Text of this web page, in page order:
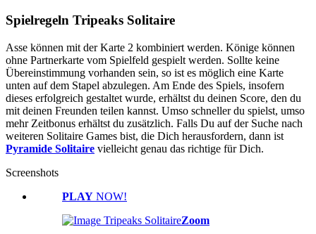
Spielregeln Tripeaks Solitaire
Asse können mit der Karte 2 kombiniert werden. Könige können
ohne Partnerkarte vom Spielfeld gespielt werden. Sollte keine
Übereinstimmung vorhanden sein, so ist es möglich eine Karte
unten auf dem Stapel abzulegen. Am Ende des Spiels, insofern
dieses erfolgreich gestaltet wurde, erhältst du deinen Score, den du
mit deinen Freunden teilen kannst. Umso schneller du spielst, umso
mehr Zeitbonus erhältst du zusätzlich. Falls Du auf der Suche nach
weiteren Solitaire Games bist, die Dich herausfordern, dann ist
Pyramide Solitaire vielleicht genau das richtige für Dich.
Screenshots
PLAY NOW!
Zoom